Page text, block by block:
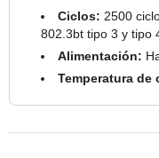
Ciclos: 2500
802.3bt tipo 3 y tipo
Alimentación:
Temperatura de